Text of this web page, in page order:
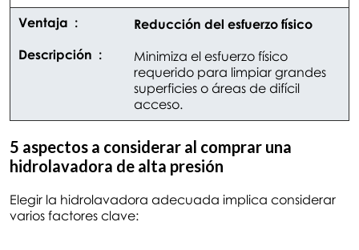
Reducción del esfuerzo físico
Minimiza el esfuerzo físico
requerido para limpiar grandes
superficies o áreas de difícil
acceso.
5 aspectos a considerar al comprar una
hidrolavadora de alta presión
Elegir la hidrolavadora adecuada implica considerar
varios factores clave: